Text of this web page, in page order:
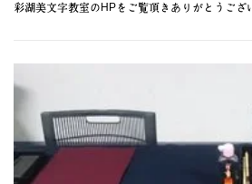
彩湖美文字教室のHPをご覧頂きありがとうご